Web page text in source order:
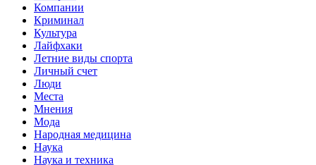
Компании
Криминал
Культура
Лайфхаки
Летние виды спорта
Личный счет
Люди
Места
Мнения
Мода
Народная медицина
Наука
Наука и техника